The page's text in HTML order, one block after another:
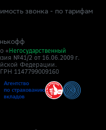
звонка - по тарифам
« Негосударственный
№41/2 от 16.06.2009 г.
Федерации.
1147799009160